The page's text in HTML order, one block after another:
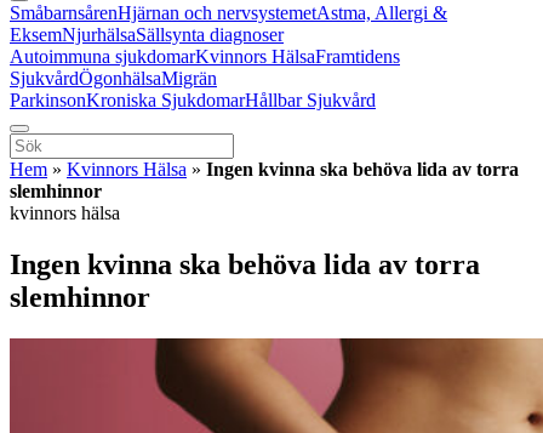
SmåbarnsårenHjärnan och nervsystemetAstma, Allergi &
EksemNjurhälsaSällsynta diagnoser
Autoimmuna sjukdomarKvinnors HälsaFramtidens
SjukvårdÖgonhälsaMigrän
ParkinsonKroniska SjukdomarHållbar Sjukvård
Hem » Kvinnors Hälsa » Ingen kvinna ska behöva lida av torra
slemhinnor
kvinnors hälsa
Ingen kvinna ska behöva lida av torra
slemhinnor